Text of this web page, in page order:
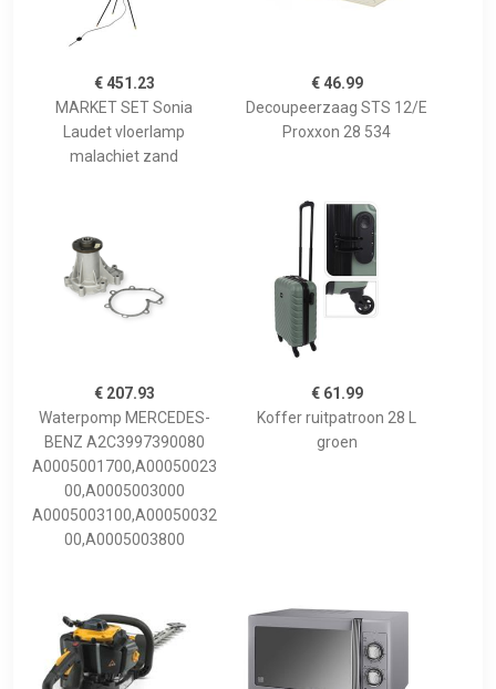
€ 451.23
MARKET SET Sonia
Laudet vloerlamp
malachiet zand
€ 46.99
Decoupeerzaag STS 12/E
Proxxon 28 534
€ 207.93
Waterpomp MERCEDES-
BENZ A2C3997390080
A0005001700,A00050023
00,A0005003000
A0005003100,A00050032
00,A0005003800
€ 61.99
Koffer ruitpatroon 28 L
groen